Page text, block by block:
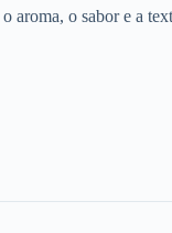
aroma, o sabor e a